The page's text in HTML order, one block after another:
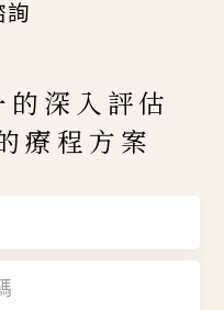
詢
深入評估
療程方案